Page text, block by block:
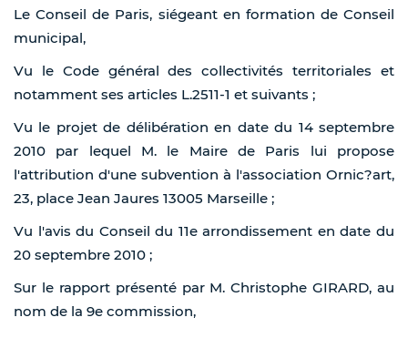
Le Conseil de Paris, siégeant en formation de Conseil
municipal,
Vu le Code général des collectivités territoriales et
notamment ses articles L.2511-1 et suivants ;
Vu le projet de délibération en date du 14 septembre
2010 par lequel M. le Maire de Paris lui propose
l'attribution d'une subvention à l'association Ornic?art,
23, place Jean Jaures 13005 Marseille ;
Vu l'avis du Conseil du 11e arrondissement en date du
20 septembre 2010 ;
Sur le rapport présenté par M. Christophe GIRARD, au
nom de la 9e commission,